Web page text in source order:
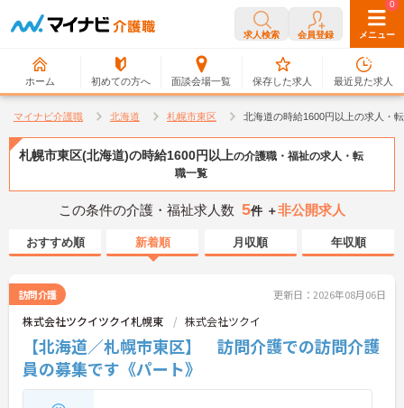
求人検索 会員登録 メニュー
ホーム 初めての方へ 面談会場一覧
0
保存した求人
0
最近見た求人
マイナビ介護職 北海道 札幌市東区 北海道の時給1600円以上の求人・
札幌市東区(北海道)の時給1600円以上の介護職・福祉の求人・転
職一覧
この条件の介護・福祉求人数 5件 ＋非公開求人
おすすめ順 新着順 月収順 年収順
訪問介護 更新日：2026年08月06日
株式会社ツクイツクイ札幌東 株式会社ツクイ
【北海道／札幌市東区】 訪問介護での訪問介護
員の募集です《パート》